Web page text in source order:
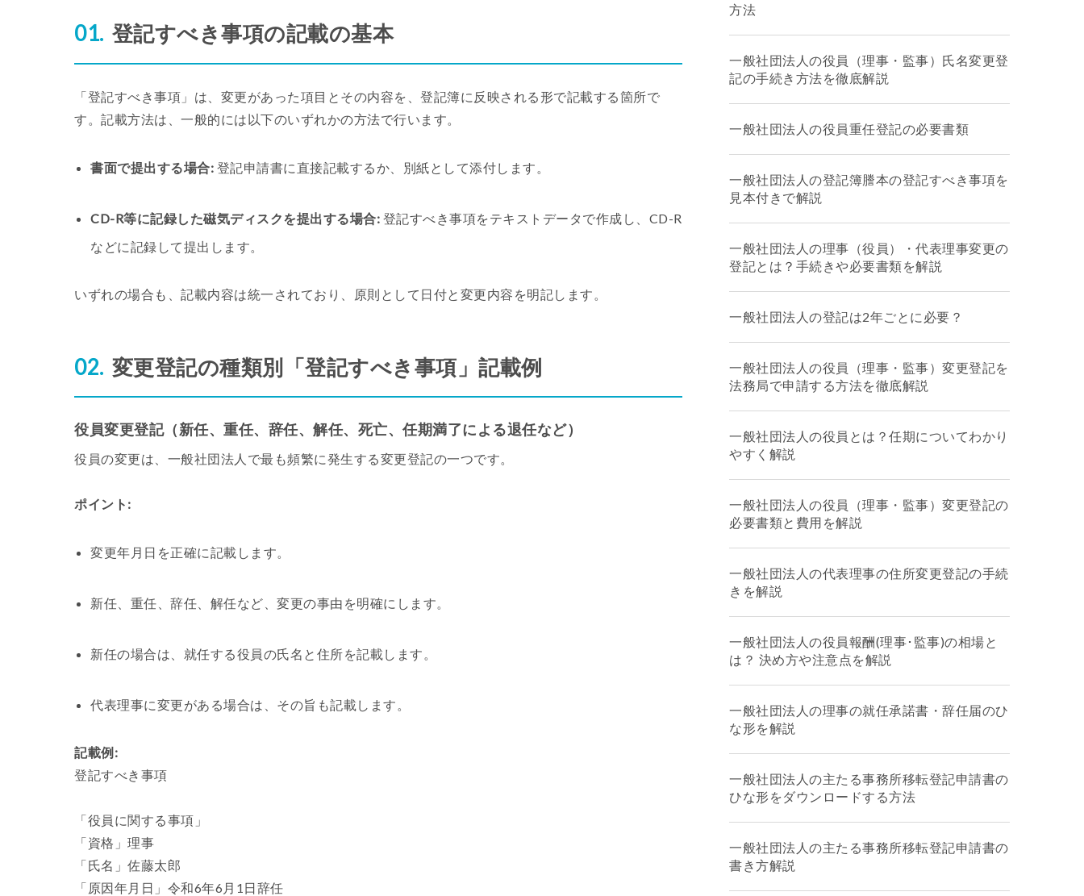
登記すべき事項の記載の基本
「登記すべき事項」は、変更があった項目とその内容を、登記簿に反映される形で記載する箇所で
す。記載方法は、一般的には以下のいずれかの方法で行います。
書面で提出する場合: 登記申請書に直接記載するか、別紙として添付します。
CD-R等に記録した磁気ディスクを提出する場合: 登記すべき事項をテキストデータで作成し、CD-R
などに記録して提出します。
いずれの場合も、記載内容は統一されており、原則として日付と変更内容を明記します。
変更登記の種類別「登記すべき事項」記載例
役員変更登記（新任、重任、辞任、解任、死亡、任期満了による退任など）
役員の変更は、一般社団法人で最も頻繁に発生する変更登記の一つです。
ポイント:
変更年月日を正確に記載します。
新任、重任、辞任、解任など、変更の事由を明確にします。
新任の場合は、就任する役員の氏名と住所を記載します。
代表理事に変更がある場合は、その旨も記載します。
記載例:
登記すべき事項
「役員に関する事項」
「資格」理事
「氏名」佐藤太郎
「原因年月日」令和6年6月1日辞任
方法
一般社団法人の役員（理事・監事）氏名変更登
記の手続き方法を徹底解説
一般社団法人の役員重任登記の必要書類
一般社団法人の登記簿謄本の登記すべき事項を
見本付きで解説
一般社団法人の理事（役員）・代表理事変更の
登記とは？手続きや必要書類を解説
一般社団法人の登記は2年ごとに必要？
一般社団法人の役員（理事・監事）変更登記を
法務局で申請する方法を徹底解説
一般社団法人の役員とは？任期についてわかり
やすく解説
一般社団法人の役員（理事・監事）変更登記の
必要書類と費用を解説
一般社団法人の代表理事の住所変更登記の手続
きを解説
一般社団法人の役員報酬(理事･監事)の相場と
は？ 決め方や注意点を解説
一般社団法人の理事の就任承諾書・辞任届のひ
な形を解説
一般社団法人の主たる事務所移転登記申請書の
ひな形をダウンロードする方法
一般社団法人の主たる事務所移転登記申請書の
書き方解説